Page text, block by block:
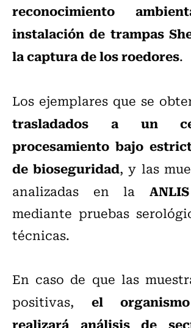
reconocimiento
instalación de trampas
la captura de los roedores.
Los ejemplares que se
trasladados a un
procesamiento bajo
de bioseguridad, y las
analizadas en la
mediante pruebas
técnicas.
En caso de que las
positivas, el
realizará análisis de